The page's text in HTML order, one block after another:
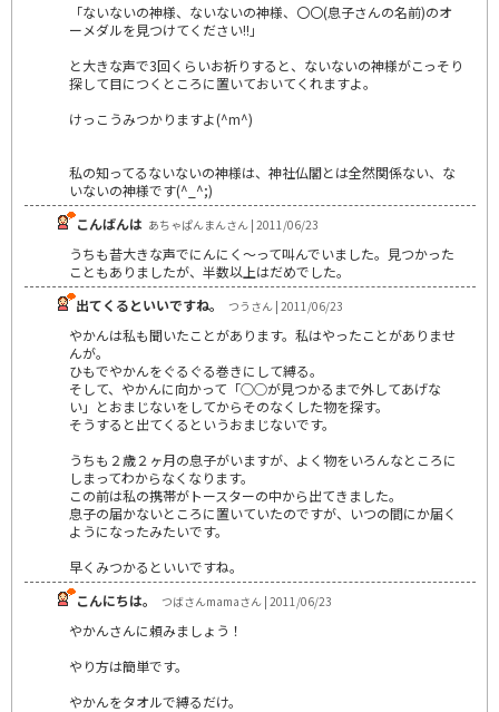
「ないないの神様、ないないの神様、〇〇(息子さんの名前)のオ
ーメダルを見つけてください!!」
と大きな声で3回くらいお祈りすると、ないないの神様がこっそり
探して目につくところに置いておいてくれますよ。
けっこうみつかりますよ(^m^)
私の知ってるないないの神様は、神社仏閣とは全然関係ない、な
いないの神様です(^_^;)
こんばんは あちゃぱんまんさん | 2011/06/23
うちも昔大きな声でにんにく～って叫んでいました。見つかった
こともありましたが、半数以上はだめでした。
出てくるといいですね。
つうさん | 2011/06/23
やかんは私も聞いたことがあります。私はやったことがありませ
んが。
ひもでやかんをぐるぐる巻きにして縛る。
そして、やかんに向かって「○○が見つかるまで外してあげな
い」とおまじないをしてからそのなくした物を探す。
そうすると出てくるというおまじないです。
うちも２歳２ヶ月の息子がいますが、よく物をいろんなところに
しまってわからなくなります。
この前は私の携帯がトースターの中から出てきました。
息子の届かないところに置いていたのですが、いつの間にか届く
ようになったみたいです。
早くみつかるといいですね。
こんにちは。
つばさんmamaさん | 2011/06/23
やかんさんに頼みましょう！
やり方は簡単です。
やかんをタオルで縛るだけ。